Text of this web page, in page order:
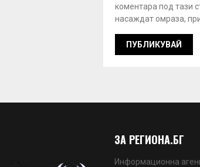
коментара под тази
насаждат омраза,
ЗА РЕГИОНА.БГ
Информационна